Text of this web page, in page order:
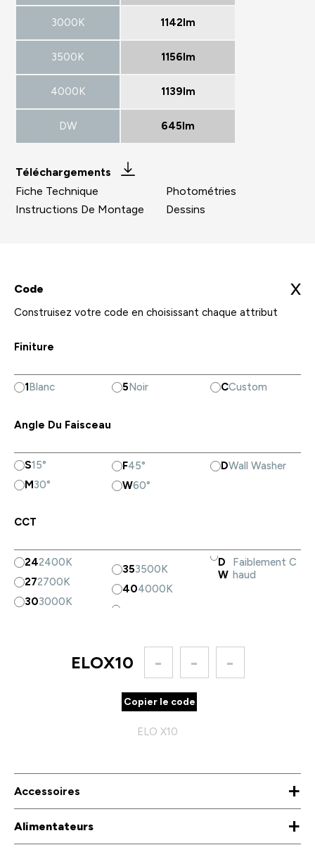
3000K 1142lm
3500K 1156lm
4000K 1139lm
DW 645lm
Téléchargements
Fiche Technique
Instructions De Montage
Photométries
Dessins
Code X
Construisez votre code en choisissant chaque attribut
Finiture
1Blanc 5Noir CCustom
Angle Du Faisceau
S15°
M30°
F45°
W60°
DWall Washer
CCT
242400K
272700K
303000K
353500K
404000K
D
W
Faiblement C
haud
ELOX10 - - -
Copier le code
ELO X10
Accessoires +
Alimentateurs +